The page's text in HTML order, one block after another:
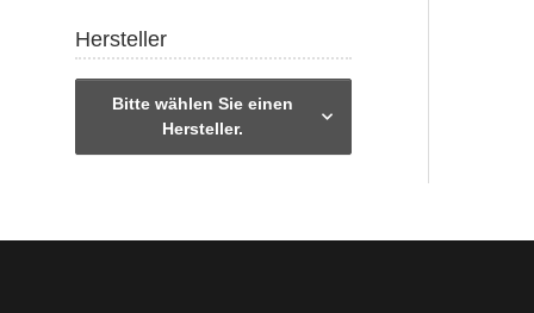
Hersteller
Bitte wählen Sie einen
Hersteller.